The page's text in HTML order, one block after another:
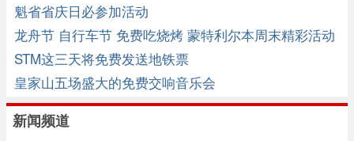
魁省省庆日必参加活动
龙舟节 自行车节 免费吃烧烤 蒙特利尔本周末精彩活动
STM这三天将免费发送地铁票
皇家山五场盛大的免费交响音乐会
新闻频道